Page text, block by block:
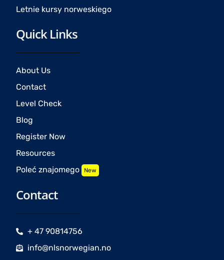
Letnie kursy norweskiego
Quick Links
About Us
Contact
Level Check
Blog
Register Now
Resources
Poleć znajomego New
Contact
+ 47 90814756
info@nlsnorwegian.no